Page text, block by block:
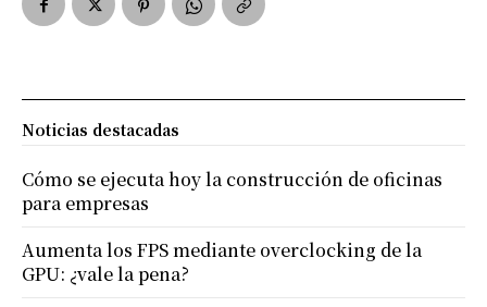
Noticias destacadas
Cómo se ejecuta hoy la construcción de oficinas
para empresas
Aumenta los FPS mediante overclocking de la
GPU: ¿vale la pena?